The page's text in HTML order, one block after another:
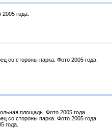
года.
со стороны парка. Фото 2005 года.
площадь. Фото 2005 года.
со стороны парка. Фото 2005 года.
года.